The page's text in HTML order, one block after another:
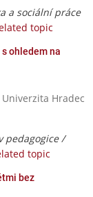
a sociální práce
topic
ohledem na
Hradec
pedagogice /
topic
bez